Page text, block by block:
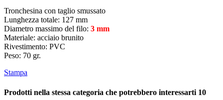
Tronchesina con taglio smussato
Lunghezza totale: 127 mm
Diametro massimo del filo: 3 mm
Materiale: acciaio brunito
Rivestimento: PVC
Peso: 70 gr.
Stampa
Prodotti nella stessa categoria che potrebbero interessarti 10